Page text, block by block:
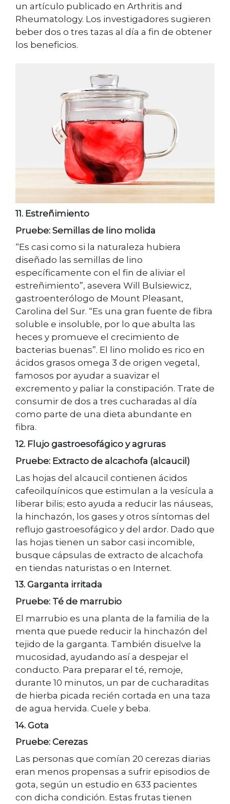
un artículo publicado en Arthritis and
Rheumatology. Los investigadores sugieren
beber dos o tres tazas al día a fin de obtener
los beneficios.
11. Estreñimiento
Pruebe: Semillas de lino molida
“Es casi como si la naturaleza hubiera
diseñado las semillas de lino
específicamente con el fin de aliviar el
estreñimiento”, asevera Will Bulsiewicz,
gastroenterólogo de Mount Pleasant,
Carolina del Sur. “Es una gran fuente de fibra
soluble e insoluble, por lo que abulta las
heces y promueve el crecimiento de
bacterias buenas”. El lino molido es rico en
ácidos grasos omega 3 de origen vegetal,
famosos por ayudar a suavizar el
excremento y paliar la constipación. Trate de
consumir de dos a tres cucharadas al día
como parte de una dieta abundante en
fibra.
12. Flujo gastroesofágico y agruras
Pruebe: Extracto de alcachofa (alcaucil)
Las hojas del alcaucil contienen ácidos
cafeoilquínicos que estimulan a la vesícula a
liberar bilis; esto ayuda a reducir las náuseas,
la hinchazón, los gases y otros síntomas del
reflujo gastroesofágico y del ardor. Dado que
las hojas tienen un sabor casi incomible,
busque cápsulas de extracto de alcachofa
en tiendas naturistas o en Internet.
13. Garganta irritada
Pruebe: Té de marrubio
El marrubio es una planta de la familia de la
menta que puede reducir la hinchazón del
tejido de la garganta. También disuelve la
mucosidad, ayudando así a despejar el
conducto. Para preparar el té, remoje,
durante 10 minutos, un par de cucharaditas
de hierba picada recién cortada en una taza
de agua hervida. Cuele y beba.
14. Gota
Pruebe: Cerezas
Las personas que comían 20 cerezas diarias
eran menos propensas a sufrir episodios de
gota, según un estudio en 633 pacientes
con dicha condición. Estas frutas tienen